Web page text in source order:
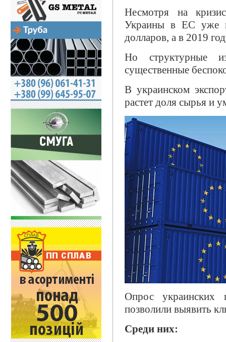
Несмотря на
Украины в ЕС уже
долларов, а в 2019
Но структурные
существенные
В украинском
растет доля сырья и
Опрос украинских
позволили выявить
Среди них: